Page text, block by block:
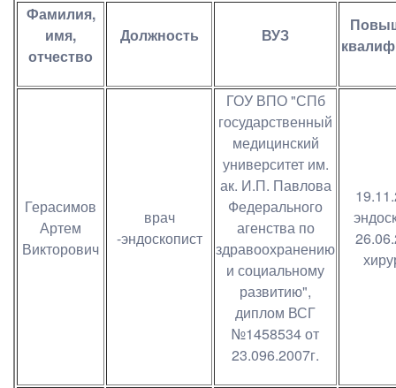
Фамилия,
имя,
отчество
Должность ВУЗ
Герасимов
Артем
Викторович
врач
-эндоскопист
ГОУ ВПО "СПб
государственный
медицинский
университет им.
ак. И.П. Павлова
Федерального
агенства по
здравоохранению
и социальному
развитию",
диплом ВСГ
№1458534 от
23.096.2007г.